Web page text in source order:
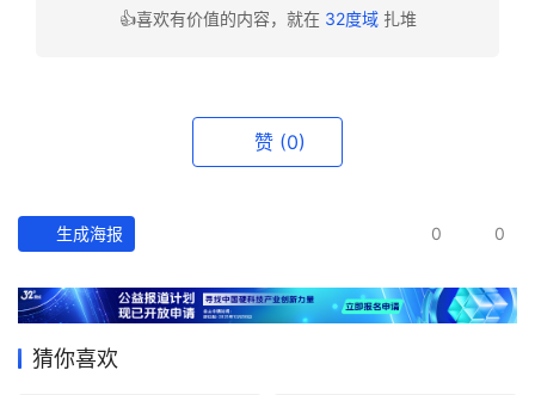
产
经
数
据
👍喜欢有价值的内容，就在 32度域扎堆
赞 (0)
生成海报 0 0
猜你喜欢